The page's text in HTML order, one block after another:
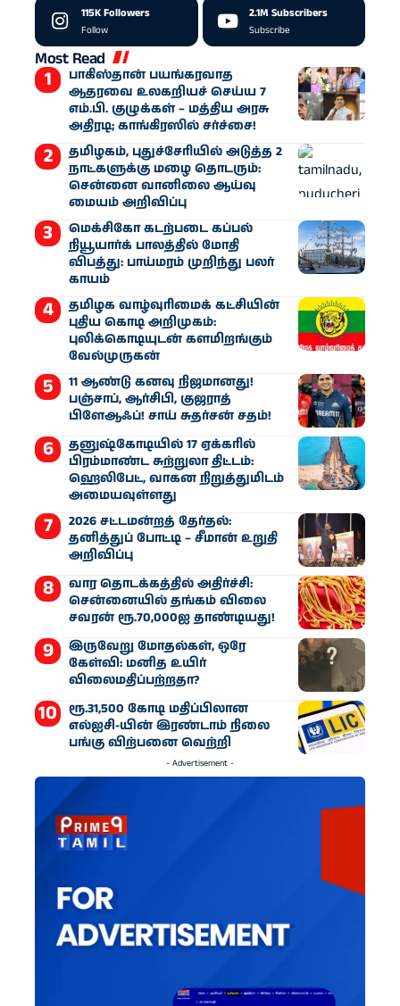
115KFollowers
Follow
2.1M Subscribers
Subscribe
Most Read
பாகிஸ்தான் பயங்கரவாத
ஆதரவை உலகறியச் செய்ய 7
எம்.பி. குழுக்கள் – மத்திய அரசு
அதிரடி; காங்கிரஸில் சர்ச்சை!
தமிழகம், புதுச்சேரியில் அடுத்த 2
நாட்களுக்கு மழை தொடரும்:
சென்னை வானிலை ஆய்வு
மையம் அறிவிப்பு
மெக்சிகோ கடற்படை கப்பல்
நியூயார்க் பாலத்தில் மோதி
விபத்து: பாய்மரம் முறிந்து பலர்
காயம்
தமிழக வாழ்வுரிமைக் கட்சியின்
புதிய கொடி அறிமுகம்:
புலிக்கொடியுடன் களமிறங்கும்
வேல்முருகன்
11 ஆண்டு கனவு நிஜமானது!
பஞ்சாப், ஆர்சிபி, குஜராத்
பிளேஆஃப்! சாய் சுதர்சன் சதம்!
தனுஷ்கோடியில் 17 ஏக்கரில்
பிரம்மாண்ட சுற்றுலா திட்டம்:
ஹெலிபேட், வாகன நிறுத்துமிடம்
அமையவுள்ளது
2026 சட்டமன்றத் தேர்தல்:
தனித்துப் போட்டி – சீமான் உறுதி
அறிவிப்பு
வார தொடக்கத்தில் அதிர்ச்சி:
சென்னையில் தங்கம் விலை
சவரன் ரூ.70,000ஐ தாண்டியது!
இருவேறு மோதல்கள், ஒரே
கேள்வி: மனித உயிர்
விலைமதிப்பற்றதா?
ரூ.31,500 கோடி மதிப்பிலான
எல்ஐசி-​யின் இரண்​டாம் நிலை
பங்கு விற்பனை வெற்றி
- Advertisement -